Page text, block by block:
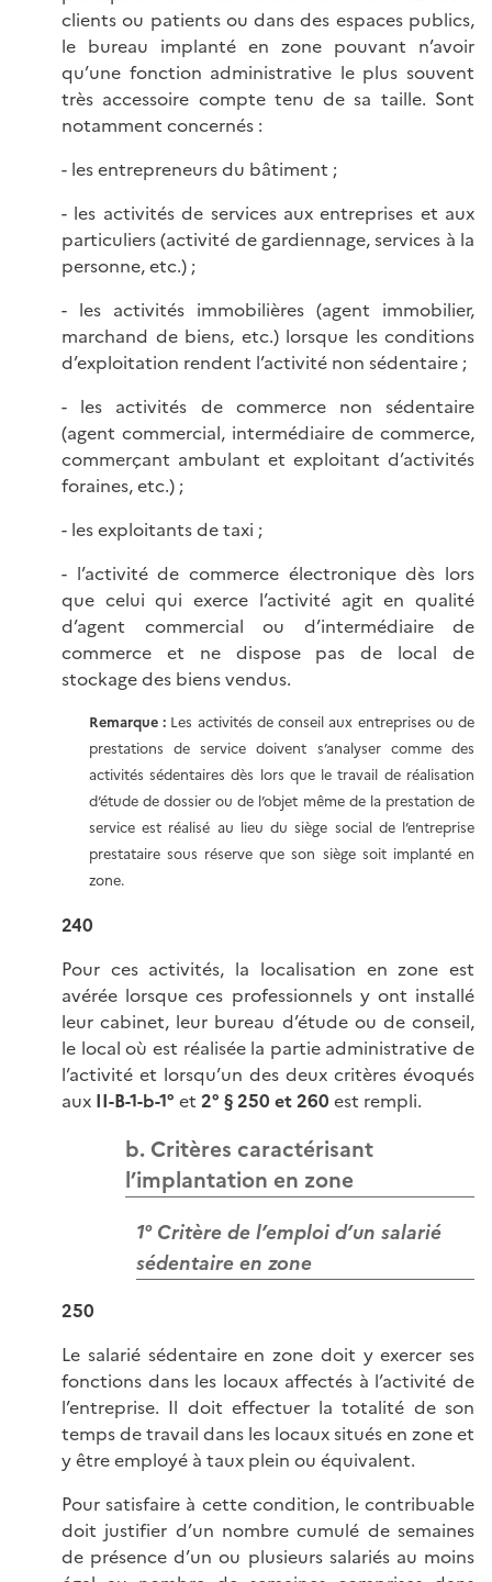
clients ou patients ou dans des espaces publics,
le bureau implanté en zone pouvant n’avoir
qu’une fonction administrative le plus souvent
très accessoire compte tenu de sa taille. Sont
notamment concernés :
- les entrepreneurs du bâtiment ;
- les activités de services aux entreprises et aux
particuliers (activité de gardiennage, services à la
personne, etc.) ;
- les activités immobilières (agent immobilier,
marchand de biens, etc.) lorsque les conditions
d’exploitation rendent l’activité non sédentaire ;
- les activités de commerce non sédentaire
(agent commercial, intermédiaire de commerce,
commerçant ambulant et exploitant d’activités
foraines, etc.) ;
- les exploitants de taxi ;
- l’activité de commerce électronique dès lors
que celui qui exerce l’activité agit en qualité
d’agent commercial ou d’intermédiaire de
commerce et ne dispose pas de local de
stockage des biens vendus.
Remarque : Les activités de conseil aux entreprises ou de
prestations de service doivent s’analyser comme des
activités sédentaires dès lors que le travail de réalisation
d’étude de dossier ou de l’objet même de la prestation de
service est réalisé au lieu du siège social de l’entreprise
prestataire sous réserve que son siège soit implanté en
zone.
240
Pour ces activités, la localisation en zone est
avérée lorsque ces professionnels y ont installé
leur cabinet, leur bureau d’étude ou de conseil,
le local où est réalisée la partie administrative de
l’activité et lorsqu’un des deux critères évoqués
aux II-B-1-b-1° et 2° § 250 et 260 est rempli.
b. Critères caractérisant
l’implantation en zone
1° Critère de l’emploi d’un salarié
sédentaire en zone
250
Le salarié sédentaire en zone doit y exercer ses
fonctions dans les locaux affectés à l’activité de
l’entreprise. Il doit effectuer la totalité de son
temps de travail dans les locaux situés en zone et
y être employé à taux plein ou équivalent.
Pour satisfaire à cette condition, le contribuable
doit justifier d’un nombre cumulé de semaines
de présence d’un ou plusieurs salariés au moins